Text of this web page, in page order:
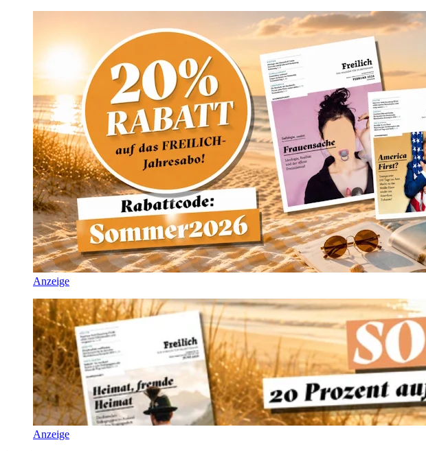
Anzeige
Anzeige